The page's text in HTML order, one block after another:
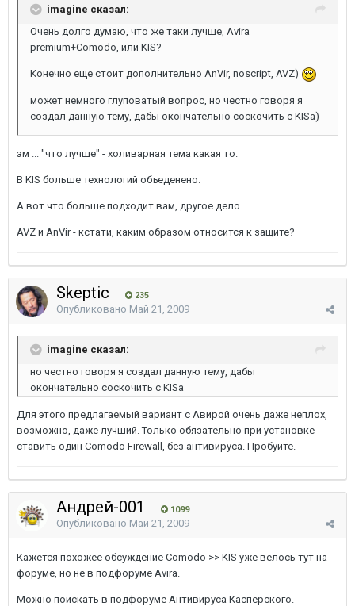
imagine сказал:
Очень долго думаю, что же таки лучше, Avira
premium+Comodo, или KIS?
Конечно еще стоит дополнительно AnVir, noscript, AVZ)
может немного глуповатый вопрос, но честно говоря я
создал данную тему, дабы окончательно соскочить с KISа)
эм ... "что лучше" - холиварная тема какая то.
В KIS больше технологий объеденено.
А вот что больше подходит вам, другое дело.
AVZ и AnVir - кстати, каким образом относится к защите?
Skeptic 235
Опубликовано Май 21, 2009
imagine сказал:
но честно говоря я создал данную тему, дабы
окончательно соскочить с KISа
Для этого предлагаемый вариант с Авирой очень даже неплох,
возможно, даже лучший. Только обязательно при установке
ставить один Comodo Firewall, без антивируса. Пробуйте.
Андрей-001 1099
Опубликовано Май 21, 2009
Кажется похожее обсуждение Comodo >> KIS уже велось тут на
форуме, но не в подфоруме Avira.
Можно поискать в подфоруме Антивируса Касперского.